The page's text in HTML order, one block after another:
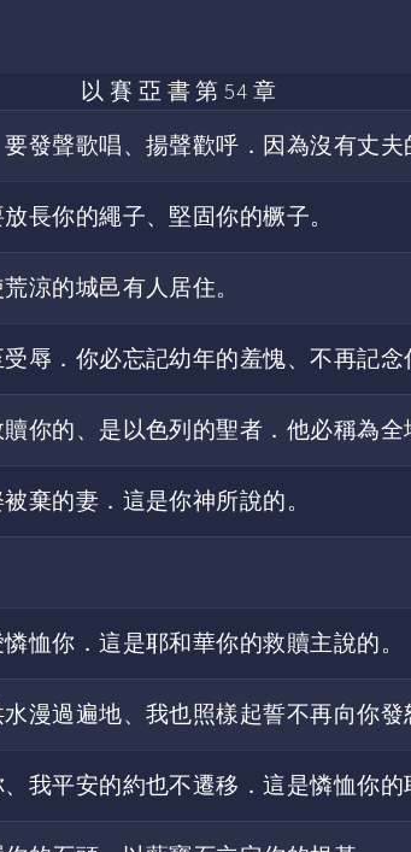
以 賽 亞 書 第 54 章
發聲歌唱、揚聲歡呼．因為沒有丈夫
長你的繩子、堅固你的橛子。
涼的城邑有人居住。
辱．你必忘記幼年的羞愧、不再記念
你的、是以色列的聖者．他必稱為全
棄的妻．這是你神所說的。
恤你．這是耶和華你的救贖主說的。
漫過遍地、我也照樣起誓不再向你發
我平安的約也不遷移．這是憐恤你的